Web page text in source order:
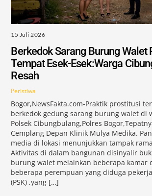
15 Juli 2026
Berkedok Sarang Burung Walet
Tempat Esek-Esek:Warga
Resah
Peristiwa
Bogor,NewsFakta.com-Praktik prostitusi
berkedok gedung sarang burung walet di
Polsek Cibungbulang,Polres
Cemplang Depan Klinik Mulya Medika.
media di lokasi menunjukkan tampak
Aktivitas di dalam bangunan disinyalir
burung walet melainkan beberapa kamar
beberapa perempuan yang diduga
(PSK) ,yang […]